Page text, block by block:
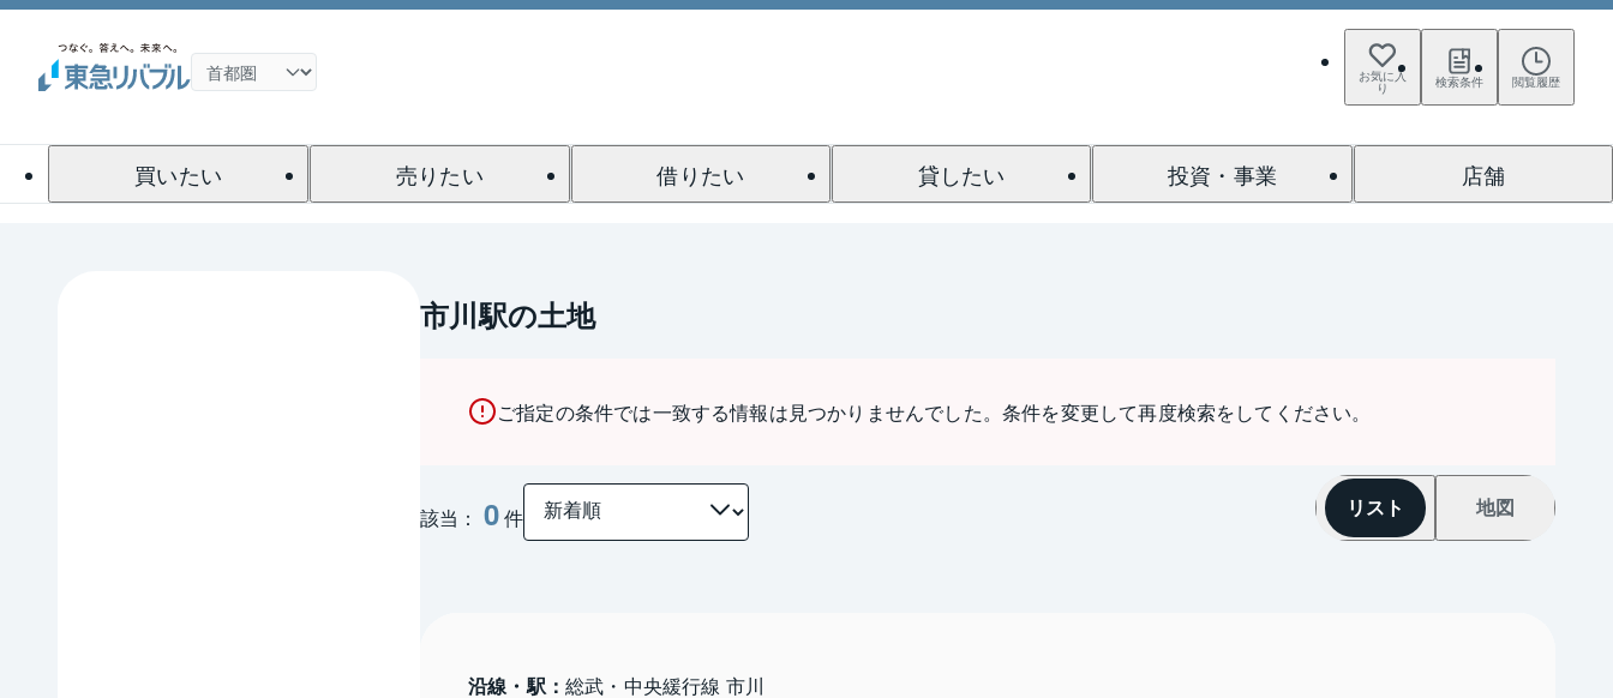
お気に入
り 検索条件 閲覧履歴
買いたい 売りたい 借りたい 貸したい 投資・事業 店舗
市川駅の土地
ご指定の条件では一致する情報は見つかりませんでした。条件を変更して再度検索をしてください。
該当： 0件 リスト 地図
沿線・駅： 総武・中央緩行線 市川